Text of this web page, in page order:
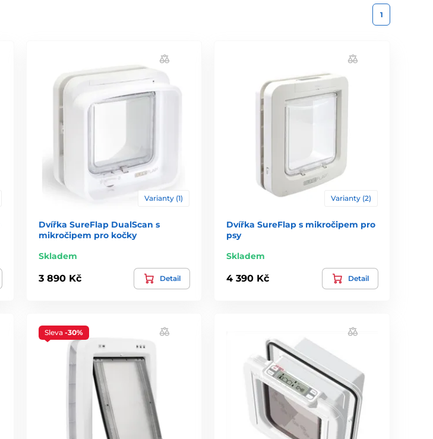
1
Varianty (1)
Dvířka SureFlap DualScan s
mikročipem pro kočky
Skladem
3 890 Kč Detail
Varianty (2)
Dvířka SureFlap s mikročipem pro
psy
Skladem
4 390 Kč Detail
Sleva -30%